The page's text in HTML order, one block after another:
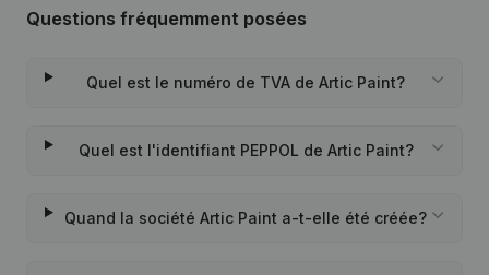
Questions fréquemment posées
Quel est le numéro de TVA de Artic Paint?
Quel est l'identifiant PEPPOL de Artic Paint?
Quand la société Artic Paint a-t-elle été créée?